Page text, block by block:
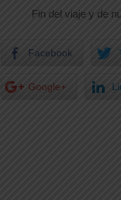
Fin del viaje y de
Facebook
Google+